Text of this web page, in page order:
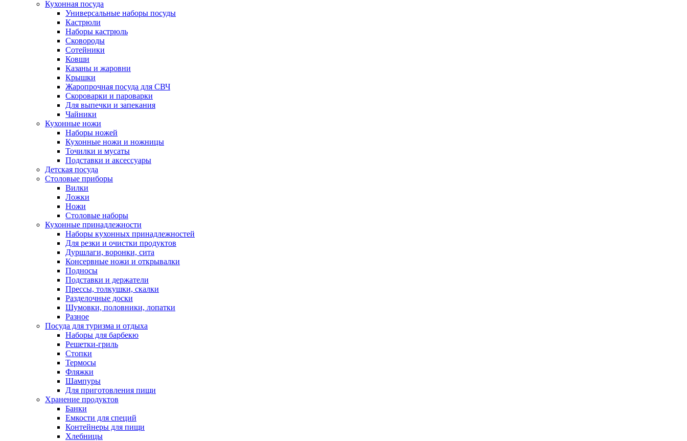
Кухонная посуда
Универсальные наборы посуды
Кастрюли
Наборы кастрюль
Сковороды
Сотейники
Ковши
Казаны и жаровни
Крышки
Жаропрочная посуда для СВЧ
Скороварки и пароварки
Для выпечки и запекания
Чайники
Кухонные ножи
Наборы ножей
Кухонные ножи и ножницы
Точилки и мусаты
Подставки и аксессуары
Детская посуда
Столовые приборы
Вилки
Ложки
Ножи
Столовые наборы
Кухонные принадлежности
Наборы кухонных принадлежностей
Для резки и очистки продуктов
Дуршлаги, воронки, сита
Консервные ножи и открывалки
Подносы
Подставки и держатели
Прессы, толкушки, скалки
Разделочные доски
Шумовки, половники, лопатки
Разное
Посуда для туризма и отдыха
Наборы для барбекю
Решетки-гриль
Стопки
Термосы
Фляжки
Шампуры
Для приготовления пищи
Хранение продуктов
Банки
Емкости для специй
Контейнеры для пищи
Хлебницы